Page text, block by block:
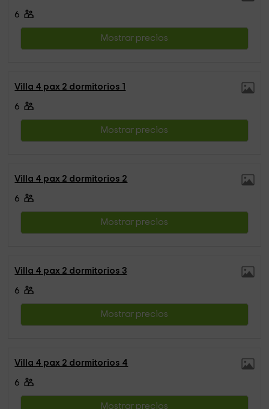
6
Mostrar precios
Villa 4 pax 2 dormitorios 1
6
Mostrar precios
Villa 4 pax 2 dormitorios 2
6
Mostrar precios
Villa 4 pax 2 dormitorios 3
6
Mostrar precios
Villa 4 pax 2 dormitorios 4
6
Mostrar precios